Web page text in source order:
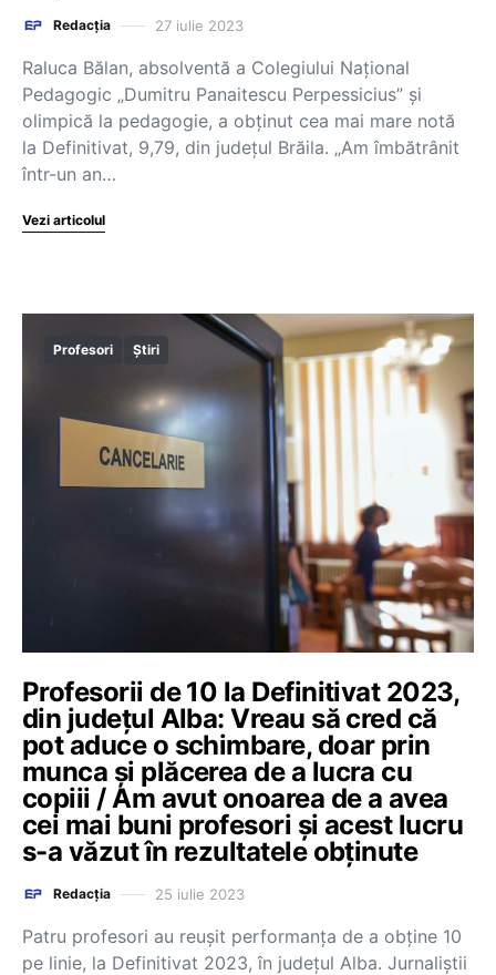
Redacția 27 iulie 2023
Raluca Bălan, absolventă a Colegiului Național
Pedagogic „Dumitru Panaitescu Perpessicius” și
olimpică la pedagogie, a obținut cea mai mare notă
la Definitivat, 9,79, din județul Brăila. „Am îmbătrânit
într-un an…
Vezi articolul
Profesori Știri
Profesorii de 10 la Definitivat 2023,
din județul Alba: Vreau să cred că
pot aduce o schimbare, doar prin
munca și plăcerea de a lucra cu
copiii / Am avut onoarea de a avea
cei mai buni profesori și acest lucru
s-a văzut în rezultatele obținute
Redacția 25 iulie 2023
Patru profesori au reușit performanța de a obține 10
pe linie, la Definitivat 2023, în județul Alba. Jurnaliștii